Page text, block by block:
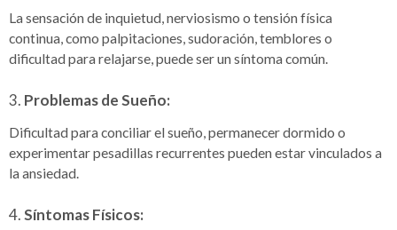
La sensación de inquietud, nerviosismo o tensión física
continua, como palpitaciones, sudoración, temblores o
dificultad para relajarse, puede ser un síntoma común.
3. Problemas de Sueño:
Dificultad para conciliar el sueño, permanecer dormido o
experimentar pesadillas recurrentes pueden estar vinculados a
la ansiedad.
4.Síntomas Físicos: